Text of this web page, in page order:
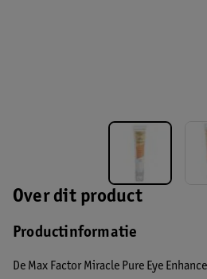
Over dit product
Productinformatie
De Max Factor Miracle Pure Eye